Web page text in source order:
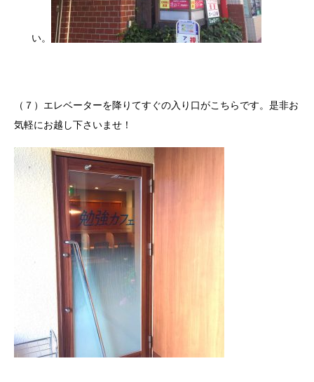
い。
（７）エレベーターを降りてすぐの入り口がこちらです。是非お
気軽にお越し下さいませ！